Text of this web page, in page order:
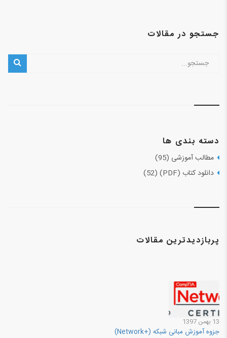
جستجو در مقالات
دسته بندی ها
مطالب آموزشی (95)
دانلود کتاب (PDF) (52)
پربازدیدترین مقالات
13 بهمن 1397
جزوه آموزش مبانی شبکه (+Network)